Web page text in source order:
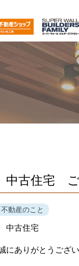
古住宅 ご
不動産のこと
中古住宅
にありがとうござ